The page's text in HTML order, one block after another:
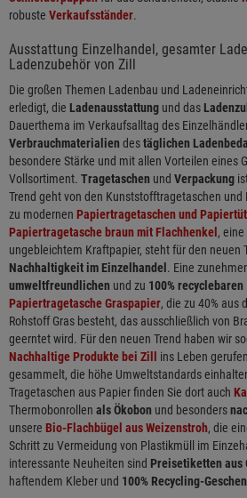
robuste Verkaufsständer.
Ausstattung Einzelhandel, gesamter
Ladenzubehör von Zill
Die großen Themen Ladenbau und
erledigt, die Ladenausstattung und das
Dauerthema im Verkaufsalltag des
Verbrauchmaterialien destäglichen
besondere Stärke und mit allen Vorteilen eines
Vollsortiment. Tragetaschen und Verpackung
Trend geht von den Kunststofftragetaschen
zu modernen Papiertragetaschen und
Papiertragetasche braun mit Flachhenkel ,
ungebleichtem Kraftpapier, steht für den neuen
Nachhaltigkeit im Einzelhandel . Eine
umweltfreundlichen und zu 100% recyclebaren
Papiertragetasche Graspapier, die zu 40% aus
Rohstoff Gras besteht, das ausschließlich von
geerntet wird. Für den neuen Trend haben wir
Nachhaltige Produkte bei Zill
ins Leben
gesammelt, die höhe Umweltstandards
Tragetaschen aus Papier finden Sie dort auch
Thermobonrollen als Ökobon und besonders
unsere Bio-Flachbügel aus Weizenstroh, die
Schritt zu Vermeidung von Plastikmüll im
interessante Neuheiten sind Preisetiketten aus
haftendem Kleber und 100% Recycling-